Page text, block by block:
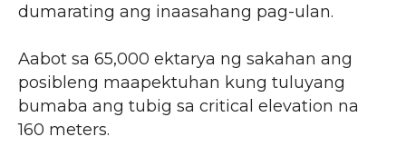
dumarating ang inaasahang pag-ulan.
Aabot sa 65,000 ektarya ng sakahan ang
posibleng maapektuhan kung tuluyang
bumaba ang tubig sa critical elevation na
160 meters.